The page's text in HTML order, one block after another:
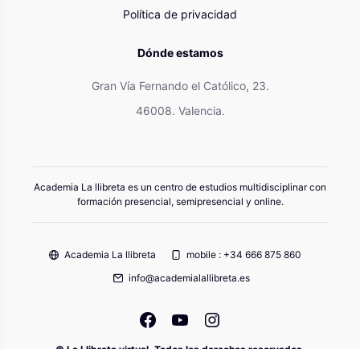
Política de privacidad
Dónde estamos
Gran Vía Fernando el Católico, 23.
46008. Valencia.
Academia La llibreta es un centro de estudios multidisciplinar con
formación presencial, semipresencial y online.
Academia La llibreta
mobile : +34 666 875 860
info@academialallibreta.es